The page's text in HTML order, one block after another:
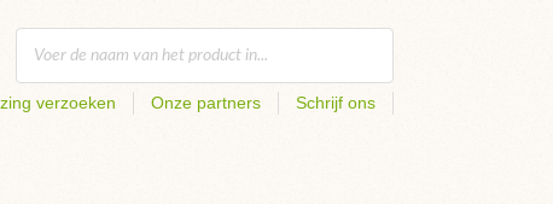
verzoeken Onze partners Schrijf ons